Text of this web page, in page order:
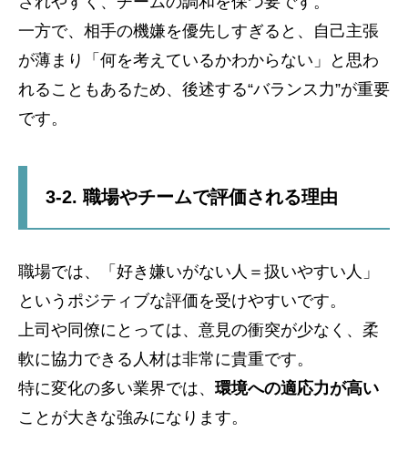
一方で、相手の機嫌を優先しすぎると、自己主張
が薄まり「何を考えているかわからない」と思わ
れることもあるため、後述する“バランス力”が重要
です。
3-2. 職場やチームで評価される理由
職場では、「好き嫌いがない人＝扱いやすい人」
というポジティブな評価を受けやすいです。
上司や同僚にとっては、意見の衝突が少なく、柔
軟に協力できる人材は非常に貴重です。
特に変化の多い業界では、 環境への適応力が高い
ことが大きな強みになります。